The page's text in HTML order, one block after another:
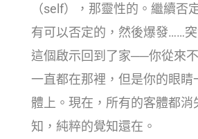
（self），那靈性的。繼續否
有可以否定的，然後爆發……
這個啟示回到了家──你從來
一直都在那裡，但是你的眼睛
體上。現在，所有的客體都消
知，純粹的覺知還在。